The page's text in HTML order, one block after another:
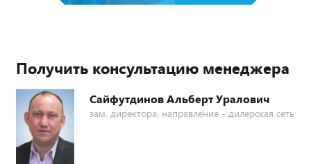
Получить консультацию менеджера
Сайфутдинов Альберт Уралович
зам. директора, направление - дилерская сеть